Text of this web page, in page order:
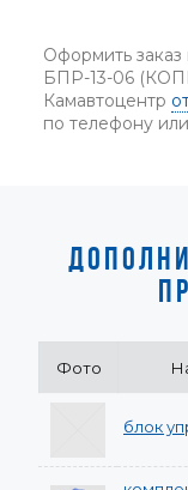
Оформить
БПР-13-06
Камавтоцентр
по телефону
Фото
блок